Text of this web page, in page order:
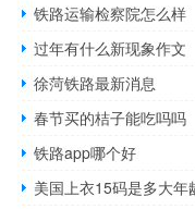
铁路运输检察院怎么样
过年有什么新现象作文
徐菏铁路最新消息
春节买的桔子能吃吗吗
铁路app哪个好
美国上衣15码是多大年